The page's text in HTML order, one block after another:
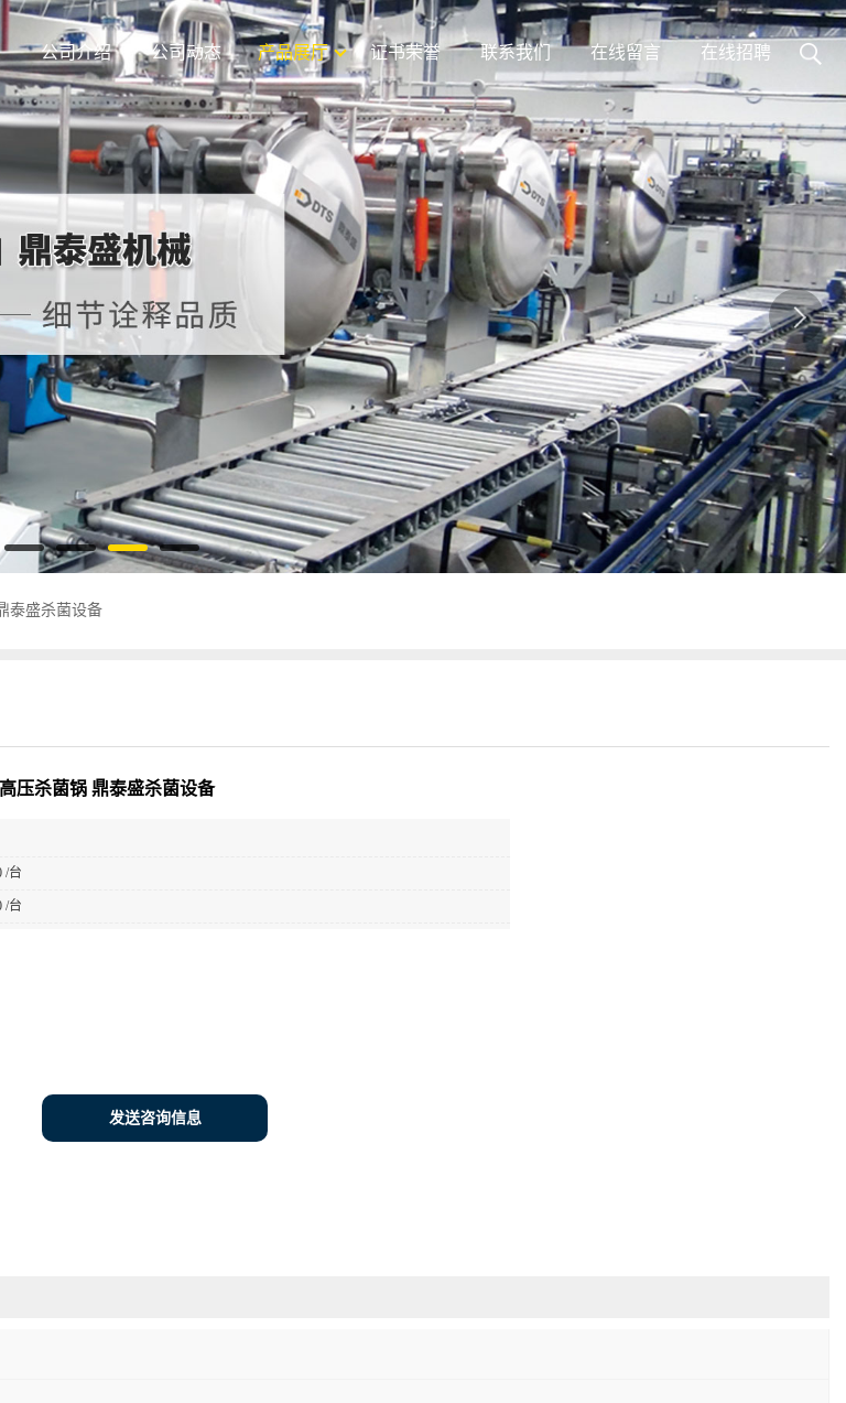
公司介绍 公司动态 产品展厅 证书荣誉 联系我们 在线留言 在线招聘
泰盛杀菌设备
压杀菌锅 鼎泰盛杀菌设备
/台
/台
发送咨询信息